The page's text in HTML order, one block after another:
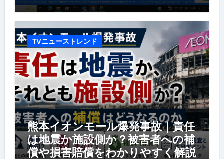
TVニューストレンド
熊本イオンモール爆発事故｜責任
は地震か施設側か？被害者への補
償や損害賠償をわかりやすく解説